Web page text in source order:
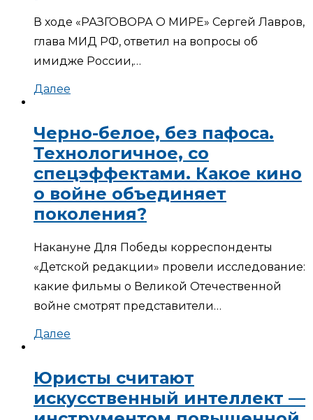
В ходе «РАЗГОВОРА О МИРЕ» Сергей Лавров,
глава МИД РФ, ответил на вопросы об
имидже России,…
Далее
Черно-белое, без пафоса.
Технологичное, со
спецэффектами. Какое кино
о войне объединяет
поколения?
Накануне Для Победы корреспонденты
«Детской редакции» провели исследование:
какие фильмы о Великой Отечественной
войне смотрят представители…
Далее
Юристы считают
искусственный интеллект —